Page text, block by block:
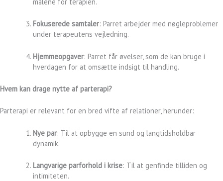
Fokuserede samtaler: Parret arbejder med nøgleproblemer
under terapeutens vejledning.
Hjemmeopgaver: Parret får øvelser, som de kan bruge i
hverdagen for at omsætte indsigt til handling.
Hvem kan drage nytte af parterapi?
Parterapi er relevant for en bred vifte af relationer, herunder:
Nye par: Til at opbygge en sund og langtidsholdbar
dynamik.
Langvarige parforhold i krise: Til at genfinde tilliden og
intimiteten.